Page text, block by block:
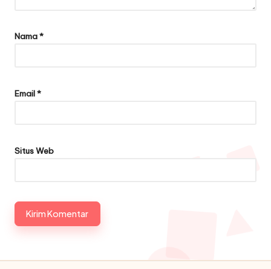
Nama*
Email*
Situs Web